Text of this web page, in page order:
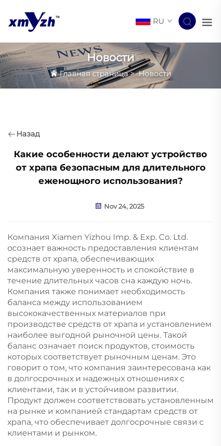
RU
Новости
Главная страница>Новости
Назад
Какие особенности делают устройство
от храпа безопасным для длительного
еженощного использования?
Nov 24, 2025
Компания Xiamen Yizhou Imp. & Exp. Co. Ltd.
осознает важность предоставления клиентам
средств от храпа, обеспечивающих
максимальную уверенность и спокойствие в
течение длительных часов сна каждую ночь.
Компания также понимает необходимость
баланса между использованием
высококачественных материалов при
производстве средств от храпа и установлением
наиболее выгодной рыночной цены. Такой
баланс означает поиск продуктов, стоимость
которых соответствует рыночным ценам. Это
говорит о том, что компания заинтересована как
в долгосрочных и надежных отношениях с
клиентами, так и в устойчивом развитии.
Продукт должен соответствовать установленным
на рынке и компанией стандартам средств от
храпа, что обеспечивает долгосрочные связи с
клиентами и рынком.